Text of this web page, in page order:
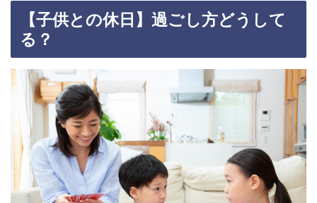
【子供との休日】過ごし方どうして
る？